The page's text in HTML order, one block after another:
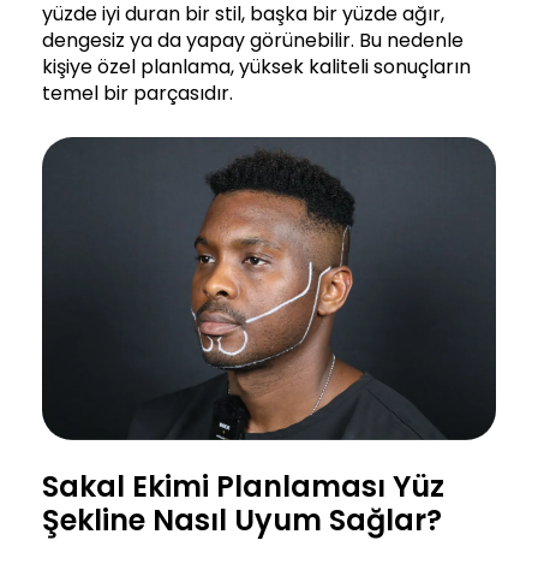
yüzde iyi duran bir stil, başka bir yüzde ağır,
dengesiz ya da yapay görünebilir. Bu nedenle
kişiye özel planlama, yüksek kaliteli sonuçların
temel bir parçasıdır.
Sakal Ekimi Planlaması Yüz
Şekline Nasıl Uyum Sağlar?